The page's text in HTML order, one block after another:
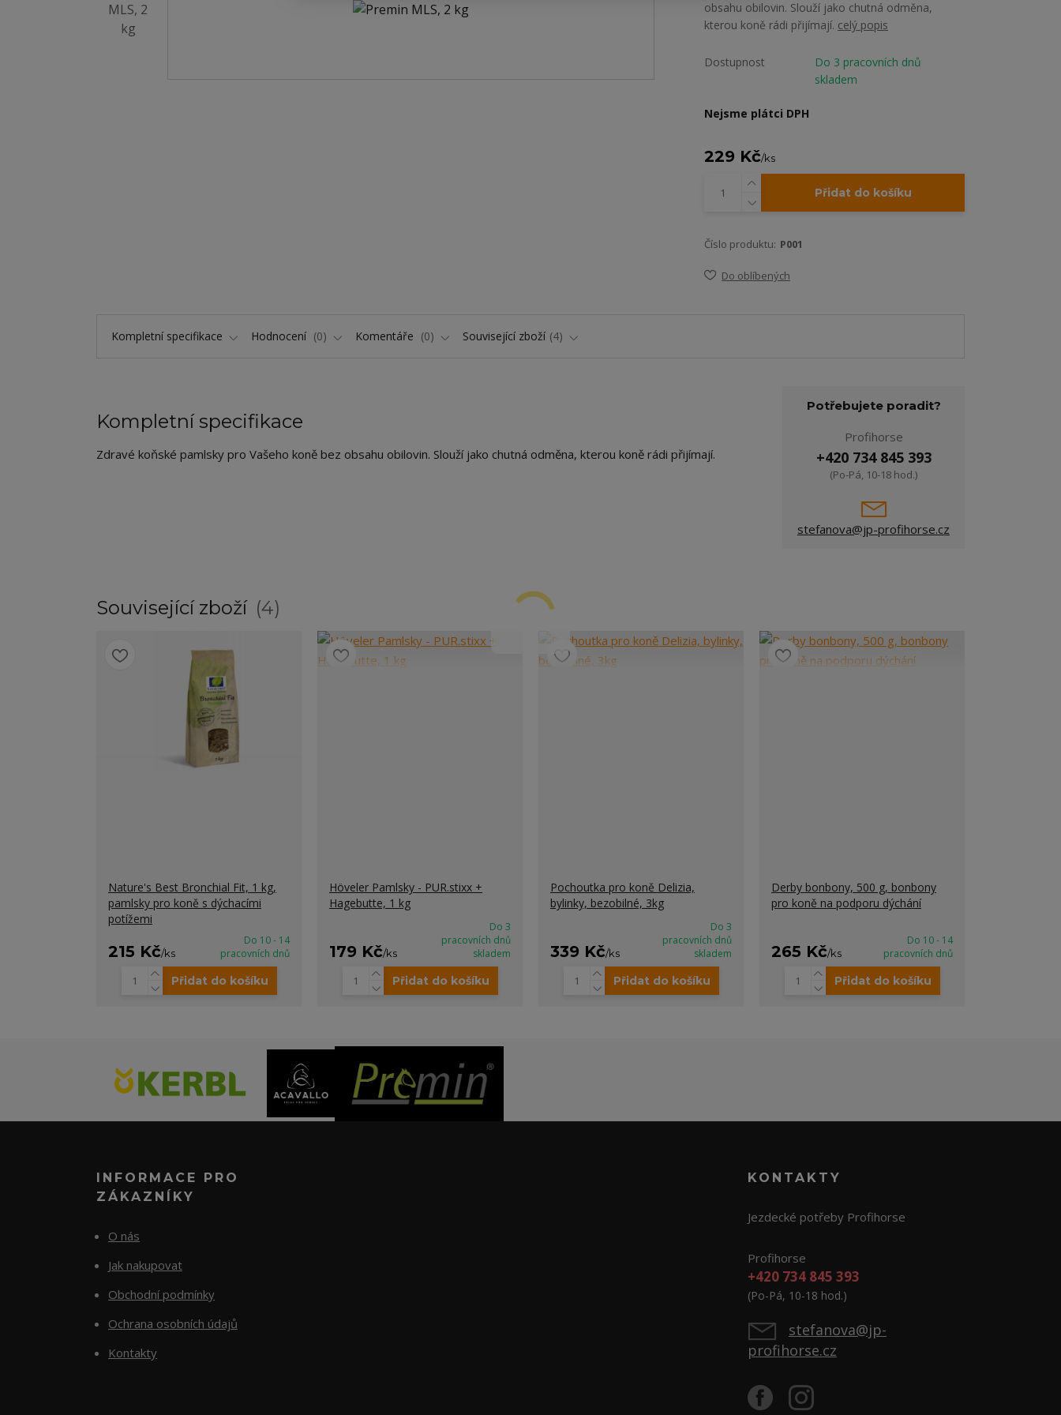
obsahu obilovin. Slouží jako chutná odměna,
kterou koně rádi přijímají. celý popis
Dostupnost
Do 3 pracovních dnů
skladem
Nejsme plátci DPH
229 Kč/ks
Přidat do košíku
Číslo produktu: P001
Do oblíbených
Kompletní specifikace Hodnocení 0 Komentáře 0 Související zboží 4
Kompletní specifikace
Zdravé koňské pamlsky pro Vašeho koně bez obsahu obilovin. Slouží jako chutná odměna, kterou koně rádi přijímají.
Potřebujete poradit?
Profihorse
+420 734 845 393
(Po-Pá, 10-18 hod.)
stefanova@jp-profihorse.cz
Související zboží 4
Nature's Best Bronchial Fit, 1 kg,
pamlsky pro koně s dýchacími
potížemi
215 Kč/ks
Do 10 - 14
pracovních dnů
Přidat do košíku
Höveler Pamlsky - PUR.stixx +
Hagebutte, 1 kg
179 Kč/ks
Do 3
pracovních dnů
skladem
Přidat do košíku
Pochoutka pro koně Delizia,
bylinky, bezobilné, 3kg
339 Kč/ks
Do 3
pracovních dnů
skladem
Přidat do košíku
Derby bonbony, 500 g, bonbony
pro koně na podporu dýchání
265 Kč/ks
Do 10 - 14
pracovních dnů
Přidat do košíku
INFORMACE PRO
ZÁKAZNÍKY
O nás
Jak nakupovat
Obchodní podmínky
Ochrana osobních údajů
Kontakty
KONTAKTY
Jezdecké potřeby Profihorse
Profihorse
+420 734 845 393
(Po-Pá, 10-18 hod.)
stefanova@jp-
profihorse.cz